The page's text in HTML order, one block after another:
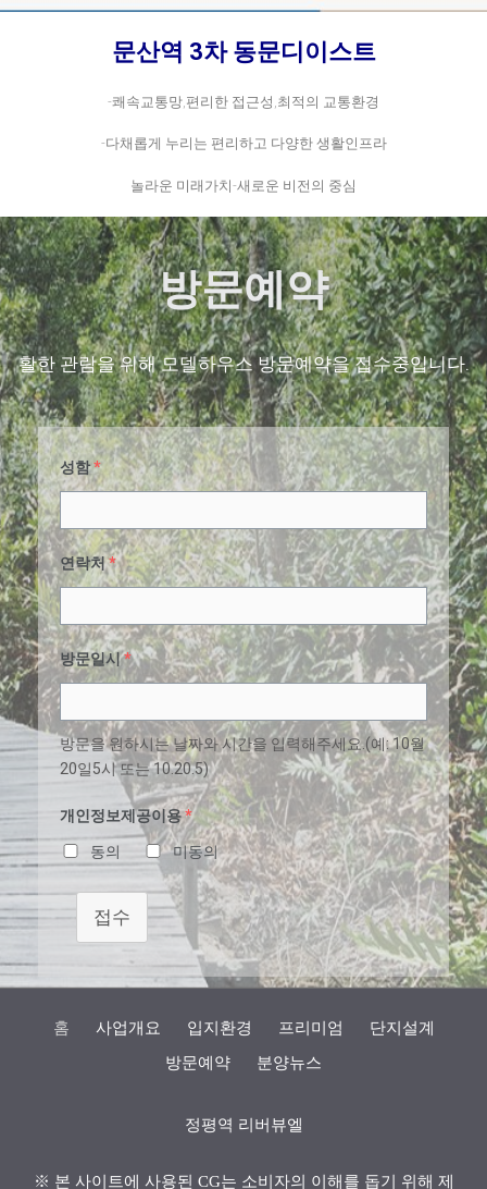
문산역 3차 동문디이스트
-쾌속교통망,편리한 접근성,최적의 교통환경
-다채롭게 누리는 편리하고 다양한 생활인프라
놀라운 미래가치-새로운 비전의 중심
방문예약
활한 관람을 위해 모델하우스 방문예약을 접수중입니다.
성함*
연락처*
방문일시*
방문을 원하시는 날짜와 시간을 입력해주세요.(예: 10월
20일5시 또는 10.20.5)
개인정보제공이용*
동의 미동의
접수
홈 사업개요 입지환경 프리미엄
단지설계
방문예약
분양뉴스
정평역 리버뷰엘
※ 본 사이트에 사용된 CG는 소비자의 이해를 돕기 위해 제